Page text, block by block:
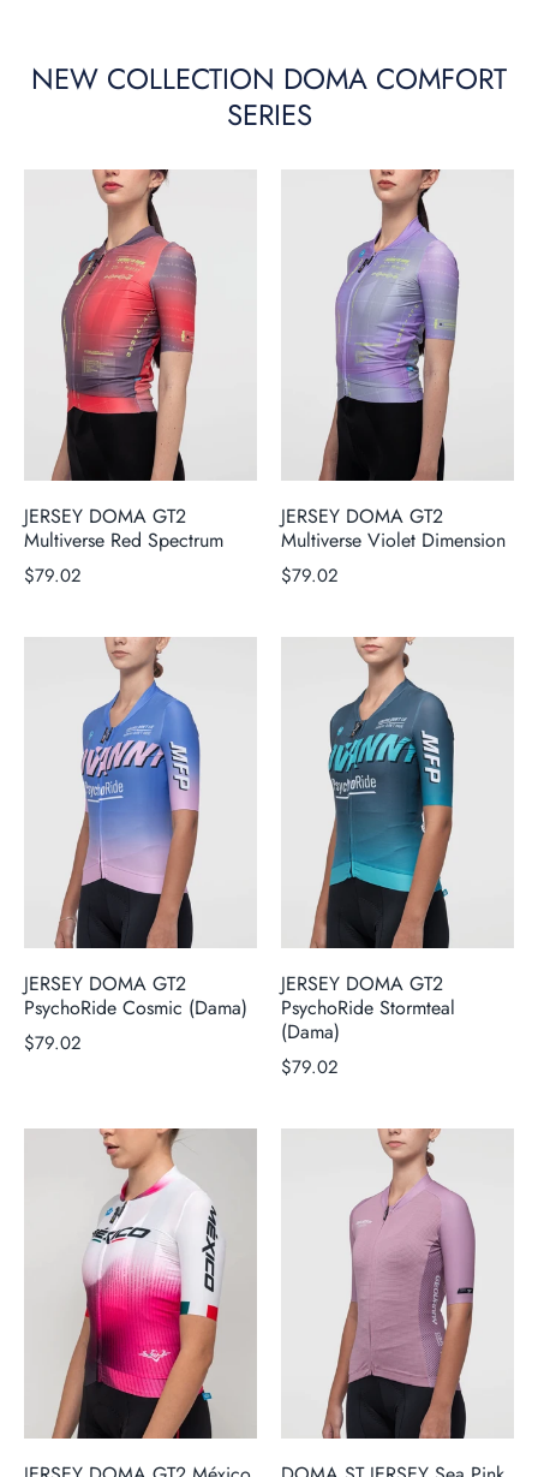
NEW COLLECTION DOMA COMFORT
SERIES
JERSEY DOMA GT2
Multiverse Red Spectrum
$79.02
JERSEY DOMA GT2
Multiverse Violet Dimension
$79.02
JERSEY DOMA GT2
PsychoRide Cosmic (Dama)
$79.02
JERSEY DOMA GT2
PsychoRide Stormteal
(Dama)
$79.02